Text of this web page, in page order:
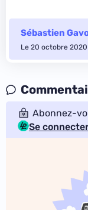
Sébastien
Le 20 octobre
Abonnez-
Se